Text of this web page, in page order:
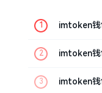
imtoken钱
imtoken钱
imtoken钱